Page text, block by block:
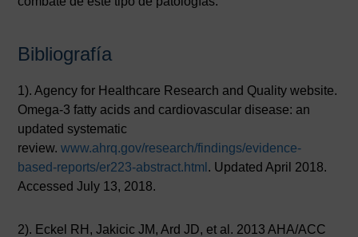
Bibliografía
1). Agency for Healthcare Research and Quality website.
Omega-3 fatty acids and cardiovascular disease: an
updated systematic
review.www.ahrq.gov/research/findings/evidence-
based-reports/er223-abstract.html . Updated April 2018.
Accessed July 13, 2018.
2). Eckel RH, Jakicic JM, Ard JD, et al. 2013 AHA/ACC